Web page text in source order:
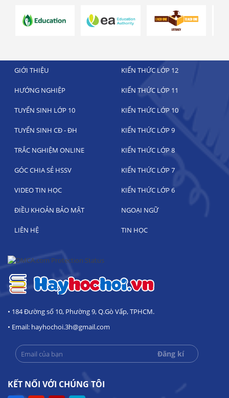
GIỚI THIỆU KIẾN THỨC LỚP 12
HƯỚNG NGHIỆP KIẾN THỨC LỚP 11
TUYỂN SINH LỚP 10 KIẾN THỨC LỚP 10
TUYỂN SINH CĐ - ĐH KIẾN THỨC LỚP 9
TRẮC NGHIỆM ONLINE KIẾN THỨC LỚP 8
GÓC CHIA SẺ HSSV KIẾN THỨC LỚP 7
VIDEO TIN HỌC KIẾN THỨC LỚP 6
ĐIỀU KHOẢN BẢO MẬT NGOẠI NGỮ
LIÊN HỆ TIN HỌC
• 184 Đường số 10, Phường 9, Q.Gò Vấp, TPHCM.
• Email: hayhochoi.3h@gmail.com
KẾT NỐI VỚI CHÚNG TÔI